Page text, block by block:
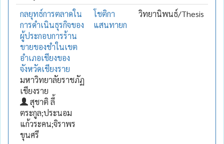
กลยุทธ์การตลาดใน
การดำเนินธุรกิจของ
ผู้ประกอบการร้าน
ขายของชำในเขต
อำเภอเชียงของ
จังหวัดเชียงราย
มหาวิทยาลัยราชภัฏ
เชียงราย
สุชาติ ลี้
ตระกูล;ประนอม
แก้วระคน;จิราพร
ขุนศรี
โชติกา
แสนทายก
วิทยานิพนธ์/Thesis